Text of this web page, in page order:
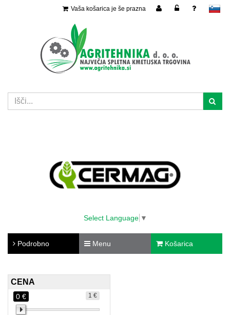
slovensko
Vaša košarica je še prazna
Select Language ▼
Podrobno Menu Košarica
CENA
1 €
0 €